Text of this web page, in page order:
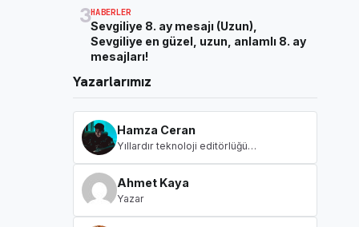
3HABERLER
Sevgiliye 8. ay mesajı (Uzun),
Sevgiliye en güzel, uzun, anlamlı 8. ay
mesajları!
Yazarlarımız
Hamza Ceran
Yıllardır teknoloji editörlüğü…
Ahmet Kaya
Yazar